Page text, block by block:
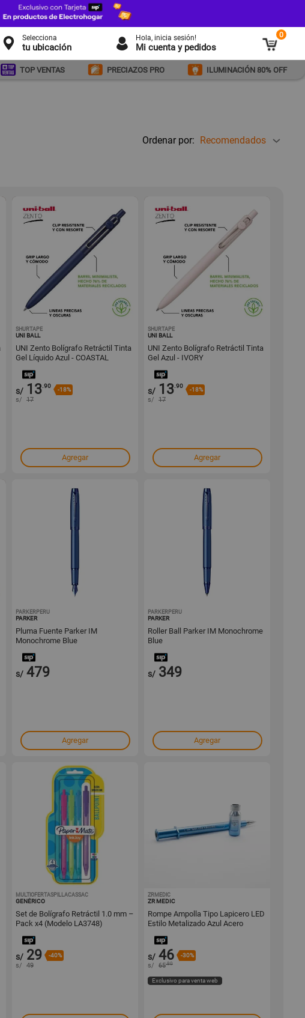
Selecciona
tu ubicación
Hola, inicia sesión!
Mi cuenta y pedidos
0
TOP VENTAS PRECIAZOS PRO ILUMINACIÓN 80% OFF
Ordenar por: Recomendados
SHURTAPE
UNI BALL
UNI Zento Bolígrafo Retráctil Tinta
Gel Líquido Azul - COASTAL
s/ 13.90
-18%
s/ 17
Agregar
SHURTAPE
UNI BALL
UNI Zento Bolígrafo Retráctil Tinta
Gel Azul - IVORY
s/ 13.90
-18%
s/ 17
Agregar
PARKERPERU
PARKER
Pluma Fuente Parker IM
Monochrome Blue
s/ 479
Agregar
PARKERPERU
PARKER
Roller Ball Parker IM Monochrome
Blue
s/ 349
Agregar
MULTIOFERTASPILLACASSAC
GENÉRICO
Set de Bolígrafo Retráctil 1.0 mm –
Pack x4 (Modelo LA3748)
s/ 29 -40%
s/ 49
ZRMEDIC
ZR MEDIC
Rompe Ampolla Tipo Lapicero LED
Estilo Metalizado Azul Acero
s/ 46 -30%
s/ 65.80
Exclusivo para venta web